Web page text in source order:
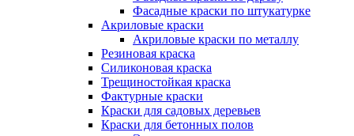
Фасадные краски по штукатурке
Акриловые краски
Акриловые краски по металлу
Резиновая краска
Силиконовая краска
Трещиностойкая краска
Фактурные краски
Краски для садовых деревьев
Краски для бетонных полов